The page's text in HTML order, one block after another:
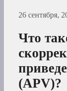
26 сентября,
Что
(APV)?